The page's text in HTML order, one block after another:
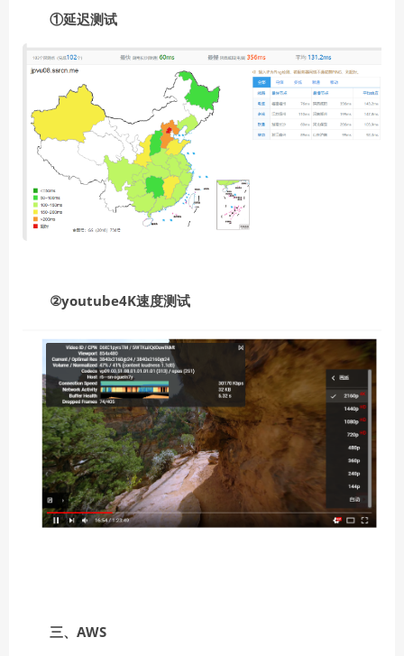
①延迟测试
②youtube4K速度测试
三、AWS